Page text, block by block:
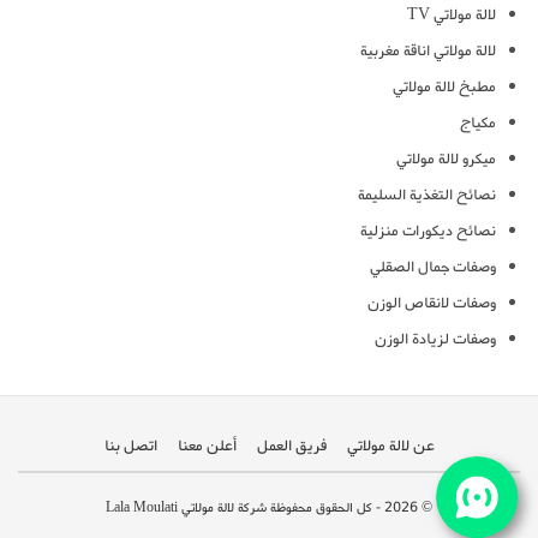
لالة مولاتي TV
لالة مولاتي اناقة مغربية
مطبخ لالة مولاتي
مكياج
ميكرو لالة مولاتي
نصائح التغذية السليمة
نصائح ديكورات منزلية
وصفات جمال الصقلي
وصفات لانقاص الوزن
وصفات لزيادة الوزن
عن لالة مولاتي فريق العمل أعلن معنا اتصل بنا
© 2026 - كل الحقوق محفوظة شركة لالة مولاتي Lala Moulati